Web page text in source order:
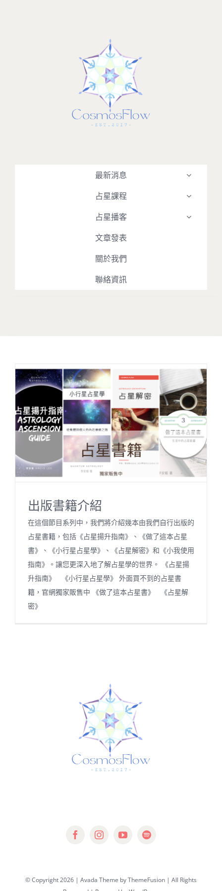
最新消息
占星課程
占星播客
文章發表
關於我們
聯絡資訊
占星課程
占星播客
文章發表
關於我們
聯絡資訊
出版書籍介紹
在這個節目系列中，我們將介紹幾本由我們自行出版的
占星書籍，包括《占星揚升指南》、《做了這本占星
書》、《小行星占星學》、《占星解密》和《小我使用
指南》。讓您更深入地了解占星學的世界。 《占星揚
升指南》 《小行星占星學》 外面買不到的占星書
籍，官網獨家販售中 《做了這本占星書》 《占星解
密》
© Copyright 2026 | Avada Theme byThemeFusion | All Rights